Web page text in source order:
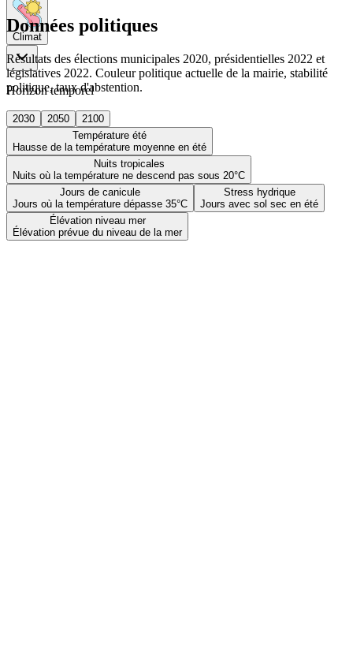
Climat
Horizon temporel
2030 2050
2100
Température été
Hausse de la température moyenne en été
Nuits tropicales
Nuits où la température ne descend pas sous 20°C
Jours de canicule
Jours où la température dépasse 35°C
Stress hydrique
Jours avec sol sec en été
Élévation niveau mer
Élévation prévue du niveau de la mer
Données politiques
Résultats des élections municipales 2020, présidentielles 2022 et
législatives 2022. Couleur politique actuelle de la mairie, stabilité
politique, taux d'abstention.